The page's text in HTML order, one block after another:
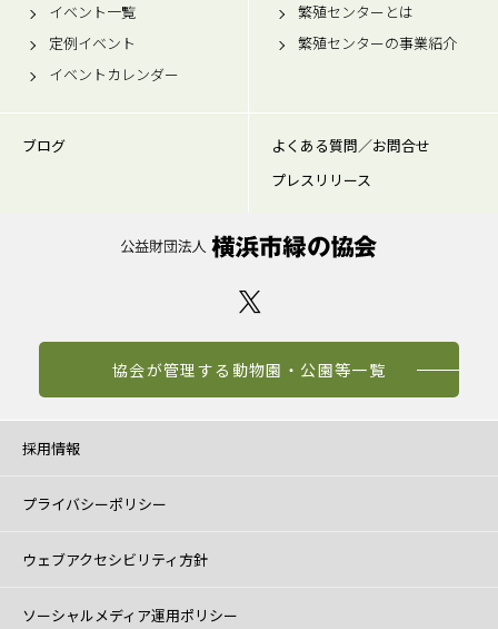
イベント一覧
定例イベント
イベントカレンダー
繁殖センターとは
繁殖センターの事業紹介
ブログ
よくある質問／お問合せ
プレスリリース
協会が管理する動物園・公園等一覧
採用情報
プライバシーポリシー
ウェブアクセシビリティ方針
ソーシャルメディア運用ポリシー